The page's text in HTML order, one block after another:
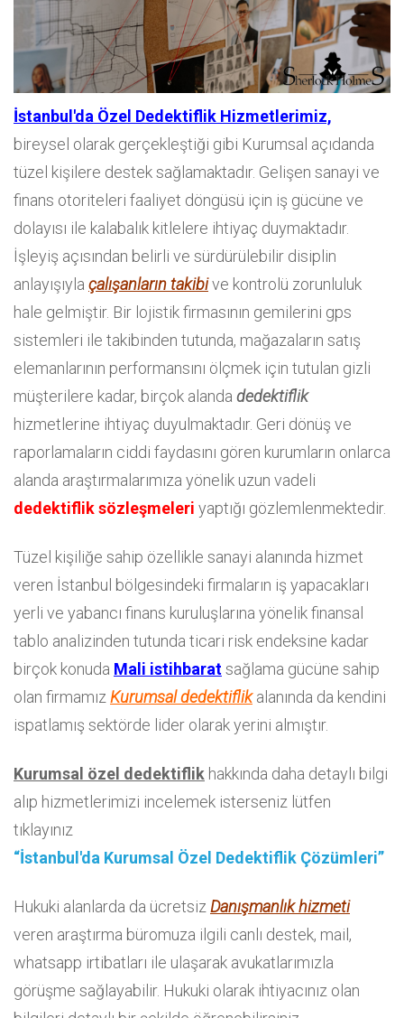
İstanbul'da Özel Dedektiflik Hizmetlerimiz,
bireysel olarak gerçekleştiği gibi Kurumsal açıdanda
tüzel kişilere destek sağlamaktadır. Gelişen sanayi ve
finans otoriteleri faaliyet döngüsü için iş gücüne ve
dolayısı ile kalabalık kitlelere ihtiyaç duymaktadır.
İşleyiş açısından belirli ve sürdürülebilir disiplin
anlayışıyla çalışanların takibive kontrolü zorunluluk
hale gelmiştir. Bir lojistik firmasının gemilerini gps
sistemleri ile takibinden tutunda, mağazaların satış
elemanlarının performansını ölçmek için tutulan gizli
müşterilere kadar, birçok alanda dedektiflik
hizmetlerine ihtiyaç duyulmaktadır. Geri dönüş ve
raporlamaların ciddi faydasını gören kurumların onlarca
alanda araştırmalarımıza yönelik uzun vadeli
dedektiflik sözleşmeleri yaptığı gözlemlenmektedir.
Tüzel kişiliğe sahip özellikle sanayi alanında hizmet
veren İstanbul bölgesindeki firmaların iş yapacakları
yerli ve yabancı finans kuruluşlarına yönelik finansal
tablo analizinden tutunda ticari risk endeksine kadar
birçok konuda Mali istihbaratsağlama gücüne sahip
olan firmamızKurumsal dedektiflikalanında da kendini
ispatlamış sektörde lider olarak yerini almıştır.
Kurumsal özel dedektiflik hakkında daha detaylı bilgi
alıp hizmetlerimizi incelemek isterseniz lütfen
tıklayınız
“İstanbul'da Kurumsal Özel Dedektiflik Çözümleri”
Hukuki alanlarda da ücretsizDanışmanlık hizmeti
veren araştırma büromuza ilgili canlı destek, mail,
whatsapp irtibatları ile ulaşarak avukatlarımızla
görüşme sağlayabilir. Hukuki olarak ihtiyacınız olan